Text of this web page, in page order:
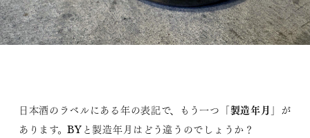
日本酒のラベルにある年の表記で、もう一つ「製造年月 」が
あります。BYと製造年月はどう違うのでしょうか？